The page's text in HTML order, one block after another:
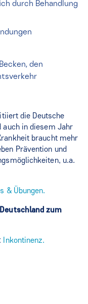
durch Behandlung
den
die Deutsche
auch in diesem Jahr
braucht mehr
Prävention und
u.a.
& Übungen.
zum
Inkontinenz.